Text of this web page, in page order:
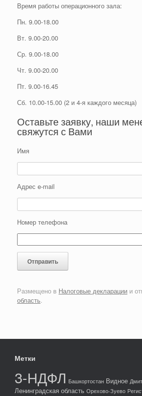
Время работы операционного зала:
Пн. 9.00-18.00
Вт. 9.00-20.00
Ср. 9.00-18.00
Чт. 9.00-20.00
Пт. 9.00-16.45
Сб. 10.00-15.00 (2 и 4-я каждого месяца)
Оставьте заявку, наши
свяжутся с Вами
Имя
Адрес e-mail
Номер телефона
Размещено в Налоговые декларации и
область.
Метки
3-НДФЛ Башкортостан Видное
Ленинградская область Орехово-Зуево